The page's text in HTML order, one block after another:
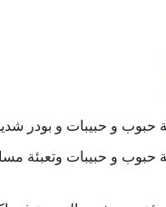
حبوب و حبيبات وتعبئة